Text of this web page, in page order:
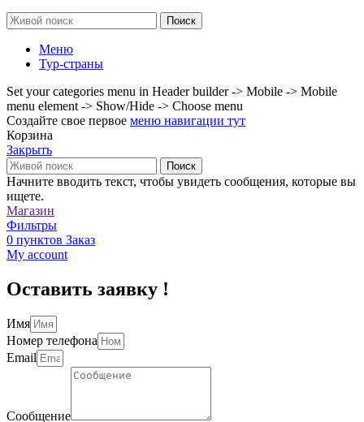
Поиск
Меню
Тур-страны
Set your categories menu in Header builder -> Mobile -> Mobile
menu element -> Show/Hide -> Choose menu
Создайте свое первое меню навигации тут
Корзина
Закрыть
Поиск
Начните вводить текст, чтобы увидеть сообщения, которые вы
ищете.
Магазин
Фильтры
0 пунктов Заказ
My account
Оставить заявку !
Имя
Номер телефона
Email
Сообщение